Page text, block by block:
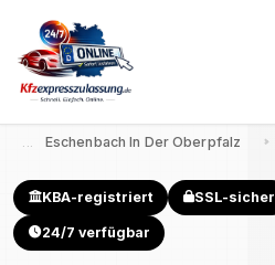
Eschenbach In Der Oberpfalz
KBA-registriert SSL-sicher
24/7 verfügbar